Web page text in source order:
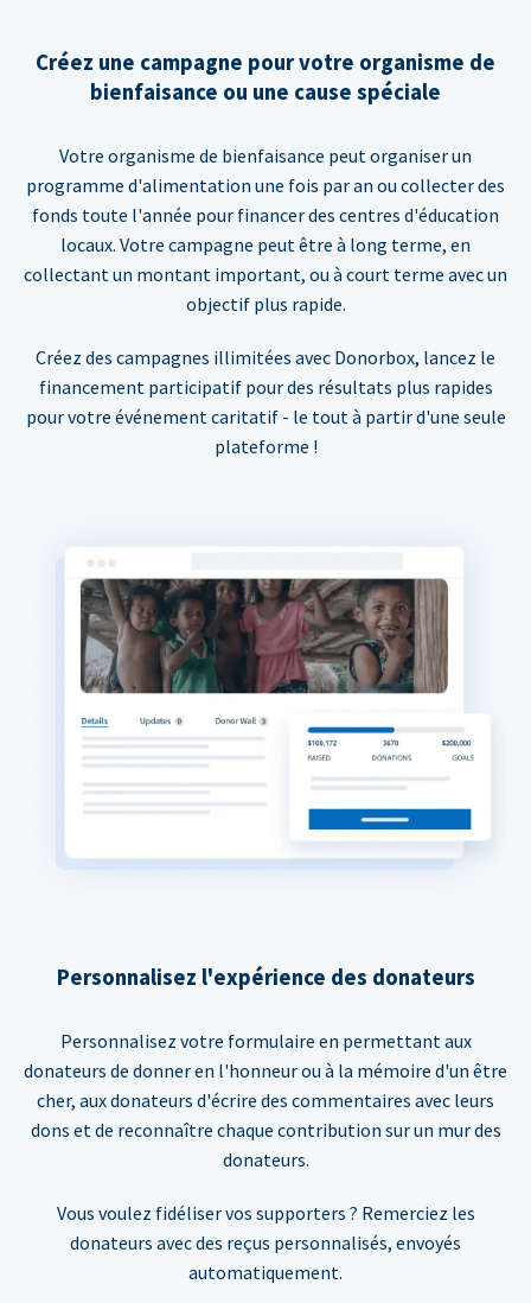
Créez une campagne pour votre organisme de
bienfaisance ou une cause spéciale
Votre organisme de bienfaisance peut organiser un
programme d'alimentation une fois par an ou collecter des
fonds toute l'année pour financer des centres d'éducation
locaux. Votre campagne peut être à long terme, en
collectant un montant important, ou à court terme avec un
objectif plus rapide.
Créez des campagnes illimitées avec Donorbox, lancez le
financement participatif pour des résultats plus rapides
pour votre événement caritatif - le tout à partir d'une seule
plateforme !
Personnalisez l'expérience des donateurs
Personnalisez votre formulaire en permettant aux
donateurs de donner en l'honneur ou à la mémoire d'un être
cher, aux donateurs d'écrire des commentaires avec leurs
dons et de reconnaître chaque contribution sur un mur des
donateurs.
Vous voulez fidéliser vos supporters ? Remerciez les
donateurs avec des reçus personnalisés, envoyés
automatiquement.